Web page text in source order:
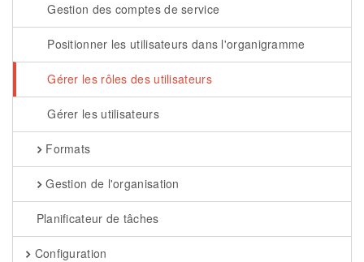
Gestion des comptes de service
Positionner les utilisateurs dans l'organigramme
Gérer les rôles des utilisateurs
Gérer les utilisateurs
Formats
Gestion de l'organisation
Planificateur de tâches
Configuration